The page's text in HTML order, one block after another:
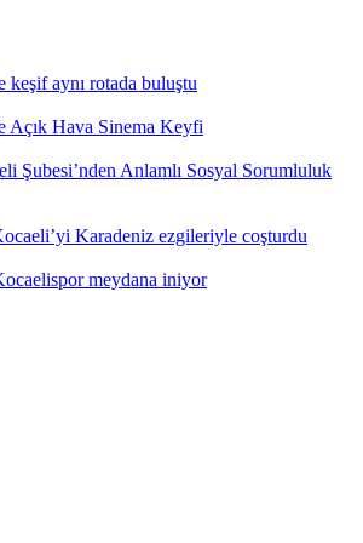
keşif aynı rotada buluştu
Açık Hava Sinema Keyfi
Şubesi’nden Anlamlı Sosyal Sorumluluk
Karadeniz ezgileriyle coşturdu
meydana iniyor